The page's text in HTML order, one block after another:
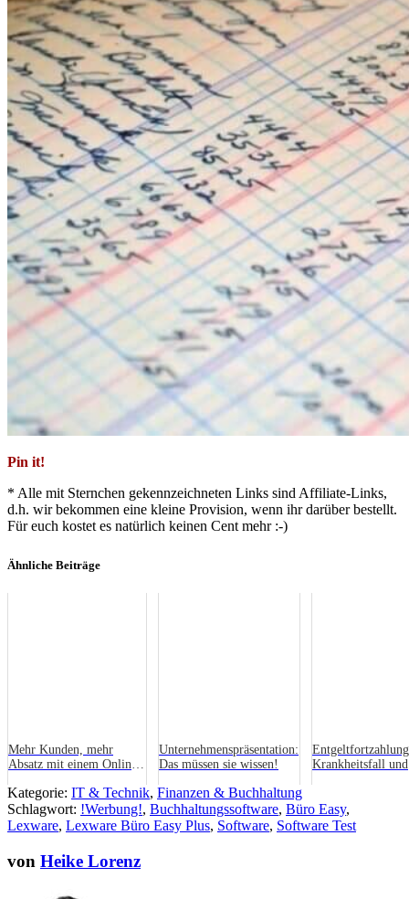
Pin it!
* Alle mit Sternchen gekennzeichneten Links sind Affiliate-Links,
d.h. wir bekommen eine kleine Provision, wenn ihr darüber bestellt.
Für euch kostet es natürlich keinen Cent mehr :-)
Ähnliche Beiträge
Mehr Kunden, mehr
Absatz mit einem Online-
Unternehmenspräsentation:
Das müssen sie wissen!
Krankheitsfall und
Kategorie: IT & Technik, Finanzen & Buchhaltung
Schlagwort: !Werbung!, Buchhaltungssoftware, Büro Easy,
Lexware, Lexware Büro Easy Plus, Software, Software Test
von Heike Lorenz